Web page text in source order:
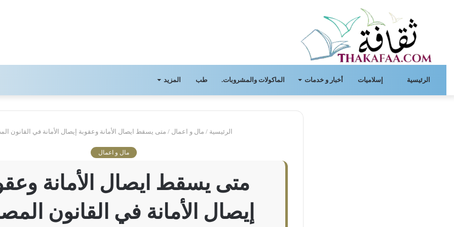
الرئيسية إسلاميات أخبار و خدمات الماكولات والمشروبات. طب المزيد
الرئيسية / مال و اعمال / متى يسقط ايصال الأمانة وعقوبة إيصال الأمانة في القانون
مال و اعمال
متى يسقط ايصال الأمانة
إيصال الأمانة في القانون